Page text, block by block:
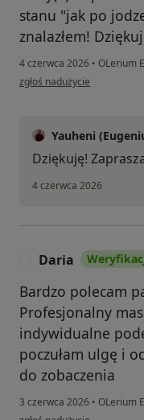
stanu "jak po
znalazłem!
4 czerwca 2026 • OLerium
w opinii użytkownika
zgłoś nadużycie
Yauheni
Dziękuję!
4 czerwca 2026
Daria
Bardzo polecam
Profesjonalny
indywidualne
poczułam ulgę i
do zobaczenia
3 czerwca 2026 • OLerium
w opinii użytkownika Daria